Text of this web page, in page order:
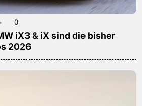
0
iX3 & iX sind die bisher
2026